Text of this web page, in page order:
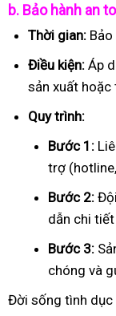
b. Bảo hành an
Thời gian:
Điều kiện: Áp
sản xuất
Quy trình:
Bước 1:
trợ
Bước 2:
dẫn chi
Bước 3:
chóng và
Đời sống tình dục